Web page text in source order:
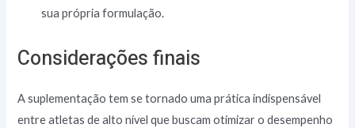
sua própria formulação.
Considerações finais
A suplementação tem se tornado uma prática indispensável
entre atletas de alto nível que buscam otimizar o desempenho